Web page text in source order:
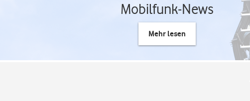
Mobilfunk-News
Mehr lesen